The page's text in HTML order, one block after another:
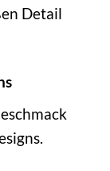
Detail